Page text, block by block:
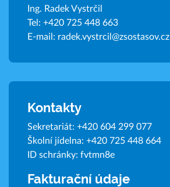
Ing. Radek Vystrčil
Tel: +420 725 448 663
E-mail: radek.vystrcil@zsostasov.cz
Kontakty
Sekretariát: +420 604 299 077
Školní jídelna: +420 725 448 664
ID schránky: fvtmn8e
Fakturační údaje